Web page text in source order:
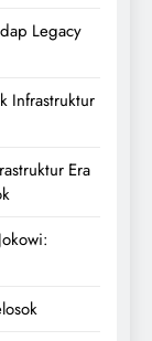
Legacy
Infrastruktur
Era